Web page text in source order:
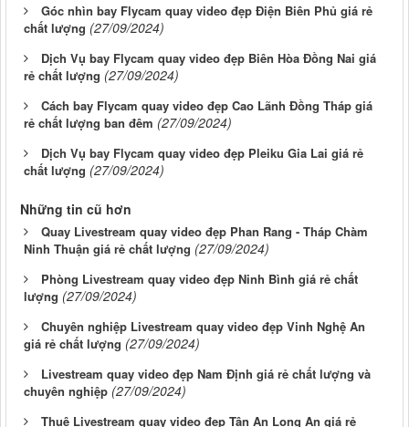
Góc nhìn bay Flycam quay video đẹp Điện Biên Phủ giá rẻ
chất lượng (27/09/2024)
Dịch Vụ bay Flycam quay video đẹp Biên Hòa Đồng Nai giá
rẻ chất lượng (27/09/2024)
Cách bay Flycam quay video đẹp Cao Lãnh Đồng Tháp giá
rẻ chất lượng ban đêm (27/09/2024)
Dịch Vụ bay Flycam quay video đẹp Pleiku Gia Lai giá rẻ
chất lượng (27/09/2024)
Những tin cũ hơn
Quay Livestream quay video đẹp Phan Rang - Tháp Chàm
Ninh Thuận giá rẻ chất lượng (27/09/2024)
Phòng Livestream quay video đẹp Ninh Bình giá rẻ chất
lượng (27/09/2024)
Chuyên nghiệp Livestream quay video đẹp Vinh Nghệ An
giá rẻ chất lượng (27/09/2024)
Livestream quay video đẹp Nam Định giá rẻ chất lượng và
chuyên nghiệp (27/09/2024)
Thuê Livestream quay video đẹp Tân An Long An giá rẻ